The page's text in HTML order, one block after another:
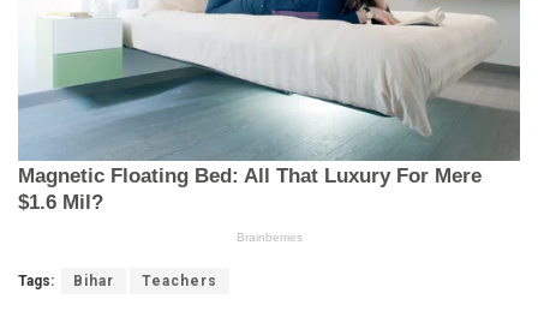
Tags: Bihar Teachers